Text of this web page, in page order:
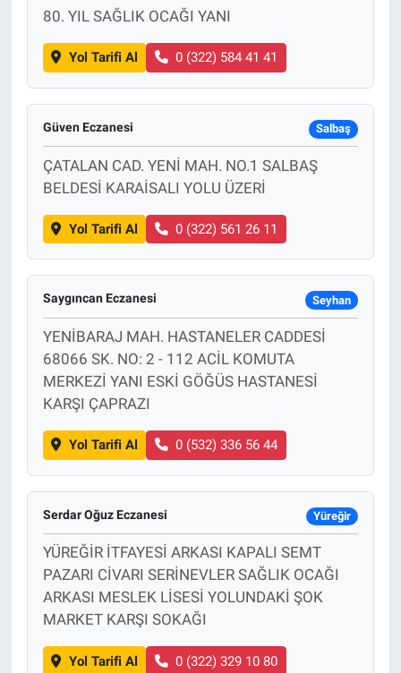
80. YIL SAĞLIK OCAĞI YANI
Yol Tarifi Al 0 (322) 584 41 41
Güven Eczanesi Salbaş
ÇATALAN CAD. YENİ MAH. NO.1 SALBAŞ
BELDESİ KARAİSALI YOLU ÜZERİ
Yol Tarifi Al 0 (322) 561 26 11
Saygıncan Eczanesi Seyhan
YENİBARAJ MAH. HASTANELER CADDESİ
68066 SK. NO: 2 - 112 ACİL KOMUTA
MERKEZİ YANI ESKİ GÖĞÜS HASTANESİ
KARŞI ÇAPRAZI
Yol Tarifi Al 0 (532) 336 56 44
Serdar Oğuz Eczanesi Yüreğir
YÜREĞİR İTFAYESİ ARKASI KAPALI SEMT
PAZARI CİVARI SERİNEVLER SAĞLIK OCAĞI
ARKASI MESLEK LİSESİ YOLUNDAKİ ŞOK
MARKET KARŞI SOKAĞI
Yol Tarifi Al 0 (322) 329 10 80